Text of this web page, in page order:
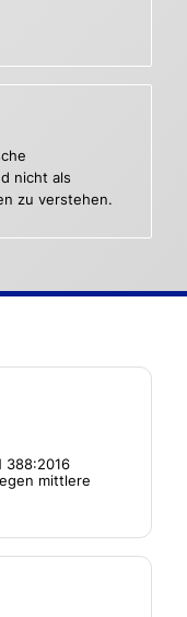
nicht als
zu verstehen.
388:2016
mittlere